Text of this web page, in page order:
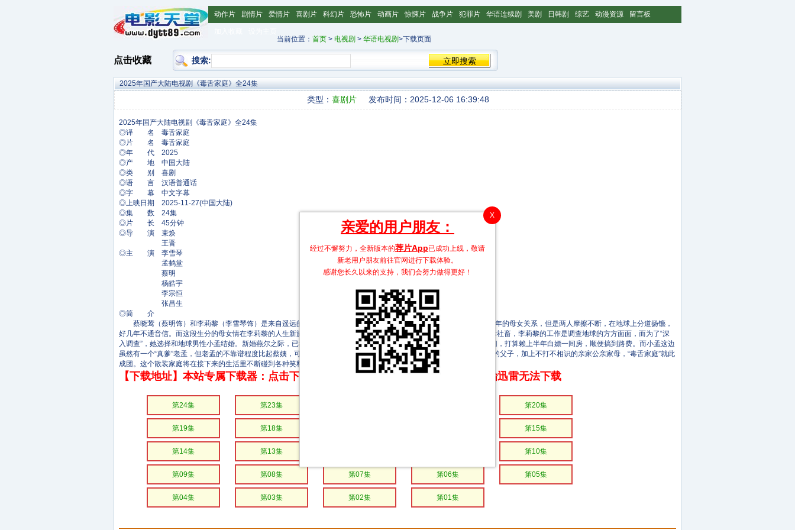
动作片 剧情片 爱情片 喜剧片 科幻片 恐怖片 动画片 惊悚片 战争片 犯罪片 华语连续剧 美剧 日韩剧 综艺 动漫资源 留言板
当前位置： 首页 > 电视剧 > 华语电视剧>下载页面
点击收藏 搜索:
2025年国产大陆电视剧《毒舌家庭》全24集
类型： 喜剧片 发布时间：2025-12-06 16:39:48
◎译 名 毒舌家庭
◎片 名 毒舌家庭
◎年 代 2025
◎产 地 中国大陆
◎类 别 喜剧
◎语 言 汉语普通话
◎字 幕 中文字幕
◎上映日期 2025-11-27(中国大陆)
◎集 数 24集
◎片 长 45分钟
◎导 演 束焕
王晋
◎主 演 李雪琴
孟鹤堂
蔡明
杨皓宇
李宗恒
张昌生
◎简 介
蔡晓莺（蔡明饰）和李莉黎（李雪琴饰）是来自遥远的仙女座星系的母女。仙女座星人是没有感情的种族，虽然是千年的母女关系，但是两人摩擦不断，在地球上分道扬镳，
好几年不通音信。而这段生分的母女情在李莉黎的人生新旅程开启之日被迫重启——李莉黎和小孟结婚了。 作为一个星际社畜，李莉黎的工作是调查地球的方方面面，而为了“深
入调查”，她选择和地球男性小孟结婚。新婚燕尔之际，已经花光所有财富还要挨半年才能回仙女星老家的蔡晓莺找上了门，打算赖上半年白嫖一间房，顺便搞到路费。而小孟这边
虽然有一个“真爹”老孟，但老孟的不靠谱程度比起蔡姨，可谓棋逢对手。各怀心思的小夫妻，毒舌互怼的母女，身份倒置的父子，加上不打不相识的亲家公亲家母，“毒舌家庭”就此
成团。这个散装家庭将在接下来的生活里不断碰到各种笑料与挑战。
【下载地址】本站专属下载器：点击下方链接 即可享受高速下载和在线播放 专治迅雷无法下载
第24集 第23集 第20集
第19集 第18集 第15集
第14集 第13集 第10集
第09集 第08集 第07集 第06集 第05集
第04集 第03集 第02集 第01集
X
亲爱的用户朋友：
经过不懈努力，全新版本的荐片App已成功上线，敬请
新老用户朋友前往官网进行下载体验。
感谢您长久以来的支持，我们会努力做得更好！